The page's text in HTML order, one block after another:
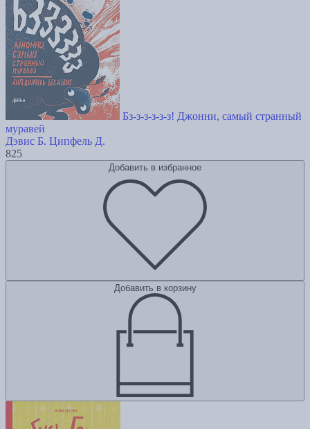
Бз-з-з-з-з-з! Джонни, самый странный
муравей
Дэвис Б. Ципфель Д.
825
Добавить в избранное
Добавить в корзину